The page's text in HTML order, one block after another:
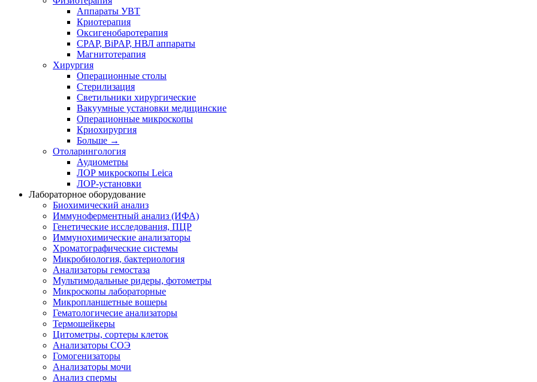
Аппараты УВТ
Криотерапия
Оксигенобаротерапия
CPAP, BiPAP, НВЛ аппараты
Магнитотерапия
Хирургия
Операционные столы
Стерилизация
Светильники хирургические
Вакуумные установки медицинские
Операционные микроскопы
Криохирургия
Больше →
Отоларингология
Аудиометры
ЛОР микроскопы Leica
ЛОР-установки
Лабораторное оборудование
Биохимический анализ
Иммуноферментный анализ (ИФА)
Генетические исследования, ПЦР
Иммунохимические анализаторы
Хроматографические системы
Микробиология, бактериология
Анализаторы гемостаза
Мультимодальные ридеры, фотометры
Микроскопы лабораторные
Микропланшетные вошеры
Гематологичесие анализаторы
Термошейкеры
Цитометры, сортеры клеток
Анализаторы СОЭ
Гомогенизаторы
Анализаторы мочи
Анализ спермы